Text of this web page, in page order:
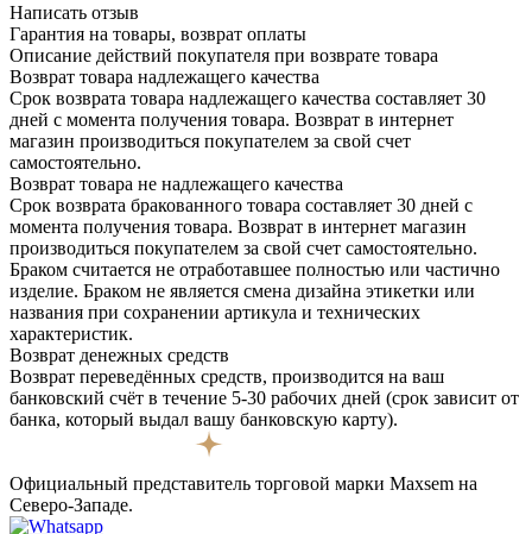
Написать отзыв
Гарантия на товары, возврат оплаты
Описание действий покупателя при возврате товара
Возврат товара надлежащего качества
Срок возврата товара надлежащего качества составляет 30
дней с момента получения товара. Возврат в интернет
магазин производиться покупателем за свой счет
самостоятельно.
Возврат товара не надлежащего качества
Срок возврата бракованного товара составляет 30 дней с
момента получения товара. Возврат в интернет магазин
производиться покупателем за свой счет самостоятельно.
Браком считается не отработавшее полностью или частично
изделие. Браком не является смена дизайна этикетки или
названия при сохранении артикула и технических
характеристик.
Возврат денежных средств
Возврат переведённых средств, производится на ваш
банковский счёт в течение 5-30 рабочих дней (срок зависит от
банка, который выдал вашу банковскую карту).
Официальный представитель торговой марки Maxsem на
Северо-Западе.